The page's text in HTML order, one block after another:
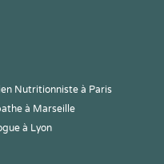
Nutritionniste à Paris
à Marseille
à Lyon